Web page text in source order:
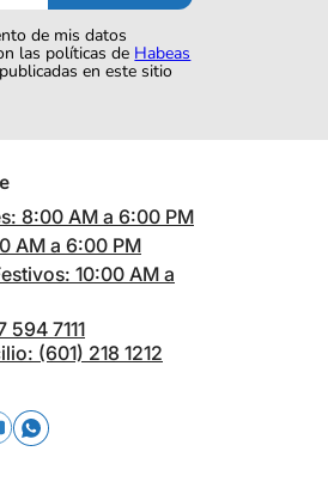
de mis datos
las políticas de Habeas
publicadas en este sitio
8:00 AM a 6:00 PM
AM a 6:00 PM
10:00 AM a
594 7111
(601) 218 1212